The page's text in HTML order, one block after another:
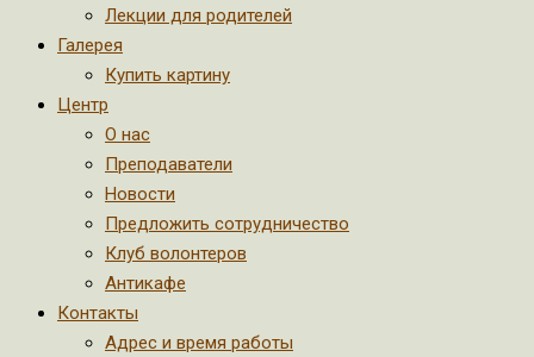
Лекции для родителей
Галерея
Купить картину
Центр
О нас
Преподаватели
Новости
Предложить сотрудничество
Клуб волонтеров
Антикафе
Контакты
Адрес и время работы